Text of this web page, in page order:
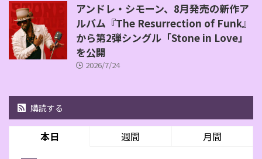
アンドレ・シモーン、8月発売の新作ア
ルバム『The Resurrection of Funk』
から第2弾シングル「Stone in Love」
を公開
2026/7/24
購読する
本日 週間 月間